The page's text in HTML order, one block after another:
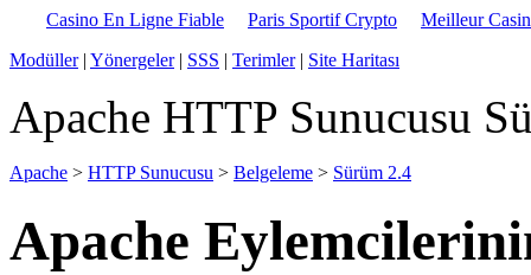
Casino En Ligne Fiable Paris Sportif Crypto
Meilleur
Modüller| Yönergeler| SSS | Terimler| Site Haritası
Apache HTTP Sunucusu
Apache > HTTP Sunucusu > Belgeleme > Sürüm 2.4
Apache